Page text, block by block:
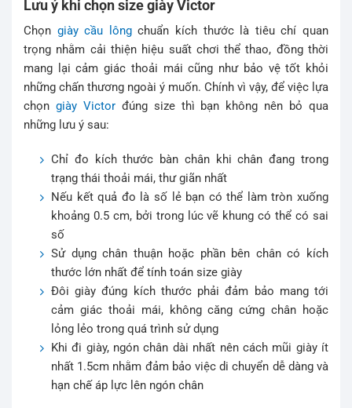
Lưu ý khi chọn size giày Victor
Chọn giày cầu lôngchuẩn kích thước là tiêu chí quan
trọng nhằm cải thiện hiệu suất chơi thể thao, đồng thời
mang lại cảm giác thoải mái cũng như bảo vệ tốt khỏi
những chấn thương ngoài ý muốn. Chính vì vậy, để việc lựa
chọn giày Victorđúng size thì bạn không nên bỏ qua
những lưu ý sau:
Chỉ đo kích thước bàn chân khi chân đang trong
trạng thái thoải mái, thư giãn nhất
Nếu kết quả đo là số lẻ bạn có thể làm tròn xuống
khoảng 0.5 cm, bởi trong lúc vẽ khung có thể có sai
số
Sử dụng chân thuận hoặc phần bên chân có kích
thước lớn nhất để tính toán size giày
Đôi giày đúng kích thước phải đảm bảo mang tới
cảm giác thoải mái, không căng cứng chân hoặc
lỏng lẻo trong quá trình sử dụng
Khi đi giày, ngón chân dài nhất nên cách mũi giày ít
nhất 1.5cm nhằm đảm bảo việc di chuyển dễ dàng và
hạn chế áp lực lên ngón chân